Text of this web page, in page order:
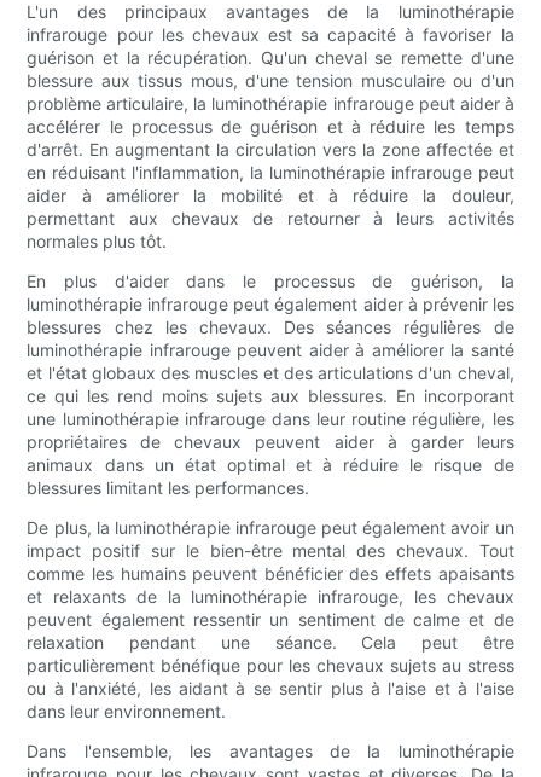
L'un des principaux avantages de la luminothérapie
infrarouge pour les chevaux est sa capacité à favoriser la
guérison et la récupération. Qu'un cheval se remette d'une
blessure aux tissus mous, d'une tension musculaire ou d'un
problème articulaire, la luminothérapie infrarouge peut aider à
accélérer le processus de guérison et à réduire les temps
d'arrêt. En augmentant la circulation vers la zone affectée et
en réduisant l'inflammation, la luminothérapie infrarouge peut
aider à améliorer la mobilité et à réduire la douleur,
permettant aux chevaux de retourner à leurs activités
normales plus tôt.
En plus d'aider dans le processus de guérison, la
luminothérapie infrarouge peut également aider à prévenir les
blessures chez les chevaux. Des séances régulières de
luminothérapie infrarouge peuvent aider à améliorer la santé
et l'état globaux des muscles et des articulations d'un cheval,
ce qui les rend moins sujets aux blessures. En incorporant
une luminothérapie infrarouge dans leur routine régulière, les
propriétaires de chevaux peuvent aider à garder leurs
animaux dans un état optimal et à réduire le risque de
blessures limitant les performances.
De plus, la luminothérapie infrarouge peut également avoir un
impact positif sur le bien-être mental des chevaux. Tout
comme les humains peuvent bénéficier des effets apaisants
et relaxants de la luminothérapie infrarouge, les chevaux
peuvent également ressentir un sentiment de calme et de
relaxation pendant une séance. Cela peut être
particulièrement bénéfique pour les chevaux sujets au stress
ou à l'anxiété, les aidant à se sentir plus à l'aise et à l'aise
dans leur environnement.
Dans l'ensemble, les avantages de la luminothérapie